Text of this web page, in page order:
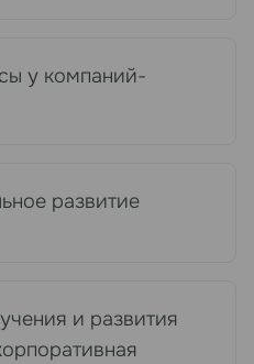
у компаний-
развитие
и развития